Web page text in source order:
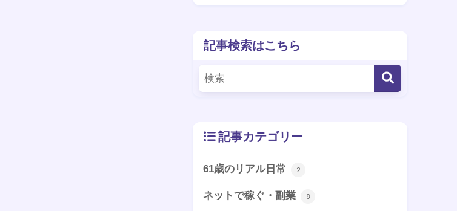
記事検索はこちら
記事カテゴリー
61歳のリアル日常 2
ネットで稼ぐ・副業 8